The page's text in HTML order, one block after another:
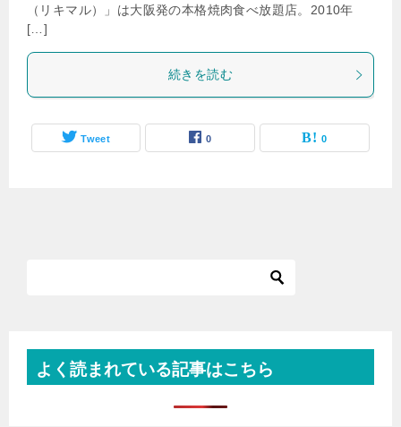
（リキマル）」は大阪発の本格焼肉食べ放題店。2010年
[…]
続きを読む
Tweet 0 0
よく読まれている記事はこちら